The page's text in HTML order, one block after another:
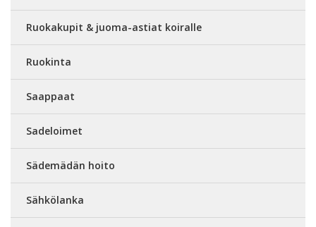
Ruokakupit & juoma-astiat koiralle
Ruokinta
Saappaat
Sadeloimet
Sädemädän hoito
Sähkölanka